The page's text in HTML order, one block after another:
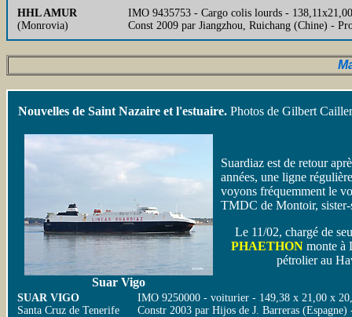
HHL AMUR
(Monrovia)
IMO 9435753 - Cargo colis lourds -
Const 2009 par Jiangzhou, Ruichang (Chine)
Nouvelles de Saint Nazaire et l'estuaire. Photos de Gilbert
Suar Vigo
Suardiaz est de retour
années, une ligne
voyons fréquemment le
TMDC de Montoir,
Le 11/02, chargé de
PHAETHON monte à
pétrolier au
SUAR VIGO
Santa Cruz de Tenerife
IMO 9250000 - voiturier - 149,38 x 21,00 x
Constr 2003 par Hijos de J. Barreras